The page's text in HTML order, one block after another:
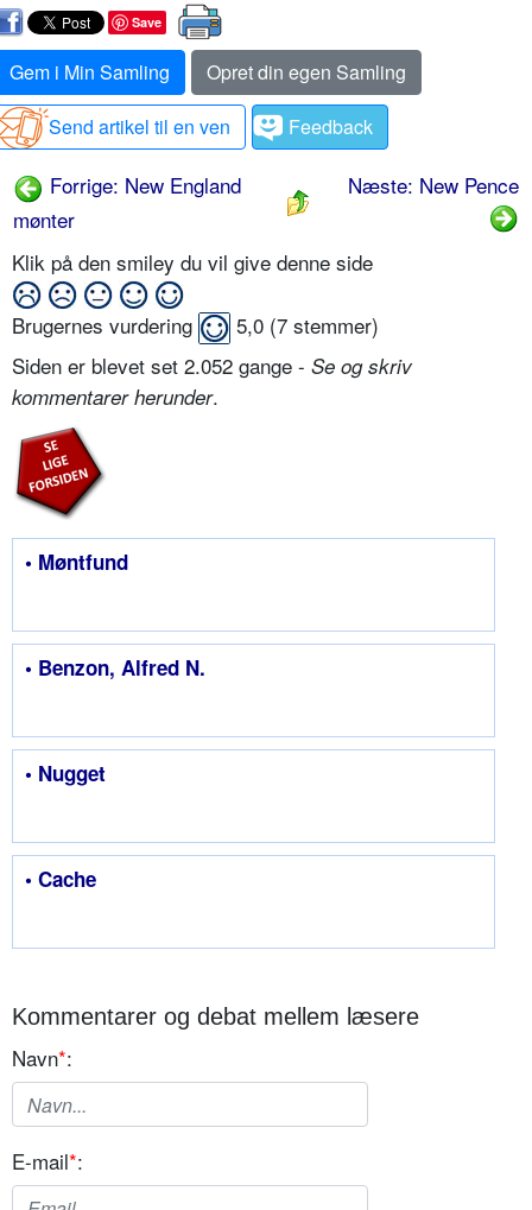
Save
Gem i Min Samling
Opret din egen Samling
Send artikel til en ven
Feedback
Forrige: New England
mønter
Næste: New Pence
Klik på den smiley du vil give denne side
Brugernes vurdering 5,0 (7 stemmer)
Siden er blevet set 2.052 gange - Se og skriv
kommentarer herunder.
• Møntfund
• Benzon, Alfred N.
• Nugget
• Cache
Kommentarer og debat mellem læsere
Navn*:
E-mail*: